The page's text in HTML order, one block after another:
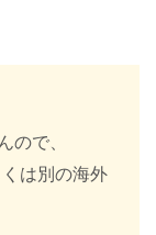
ので、
は別の海外